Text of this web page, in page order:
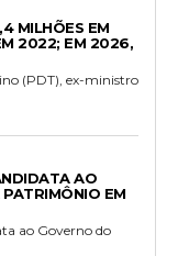
MILHÕES EM
2022; EM 2026,
(PDT), ex-ministro
AO
EM
ao Governo do